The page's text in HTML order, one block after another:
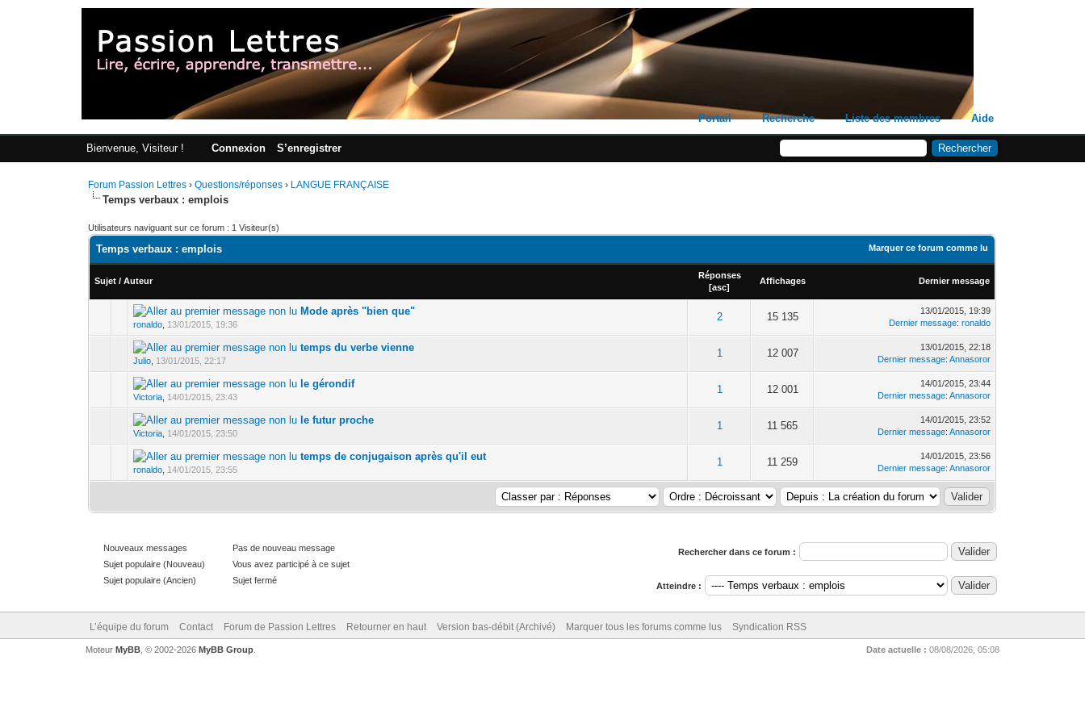
Portail Recherche Liste des membres Aide
Bienvenue, Visiteur ! Connexion S’enregistrer
Forum Passion Lettres ›Questions/réponses › LANGUE FRANÇAISE
Temps verbaux : emplois
Utilisateurs naviguant sur ce forum : 1 Visiteur(s)
Marquer ce forum comme lu
Temps verbaux : emplois
Sujet /Auteur
Réponses
[asc]
Affichages Dernier message
Mode après "bien que"
ronaldo 13/01/2015, 19:36
2 15 135
13/01/2015, 19:39
Dernier message:ronaldo
temps du verbe vienne
Julio 13/01/2015, 22:17
1 12 007
13/01/2015, 22:18
Dernier message:Annasoror
le gérondif
Victoria 14/01/2015, 23:43
1 12 001
14/01/2015, 23:44
Dernier message:Annasoror
le futur proche
Victoria 14/01/2015, 23:50
1 11 565
14/01/2015, 23:52
Dernier message:Annasoror
temps de conjugaison après qu'il eut
ronaldo 14/01/2015, 23:55
1 11 259
14/01/2015, 23:56
Dernier message:Annasoror
Nouveaux messages
Sujet populaire (Nouveau)
Sujet populaire (Ancien)
Pas de nouveau message
Vous avez participé à ce sujet
Sujet fermé
Rechercher dans ce forum :
Atteindre :
L’équipe du forum Contact Forum de Passion Lettres Retourner en haut Version bas-débit (Archivé) Marquer tous les forums comme lus Syndication RSS
Date actuelle : 08/08/2026, 05:08
Moteur MyBB, © 2002-2026 MyBB Group.